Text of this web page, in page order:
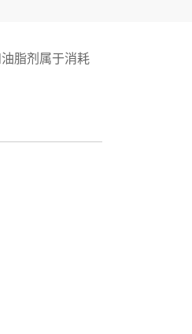
脂剂属于消耗